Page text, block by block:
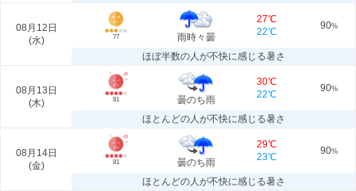
08月12日
(水) 77 雨時々曇
27℃
22℃
90%
ほぼ半数の人が不快に感じる暑さ
08月13日
(木) 81 曇のち雨
30℃
22℃
90%
ほとんどの人が不快に感じる暑さ
08月14日
(金) 81 曇のち雨
29℃
23℃
90%
ほとんどの人が不快に感じる暑さ